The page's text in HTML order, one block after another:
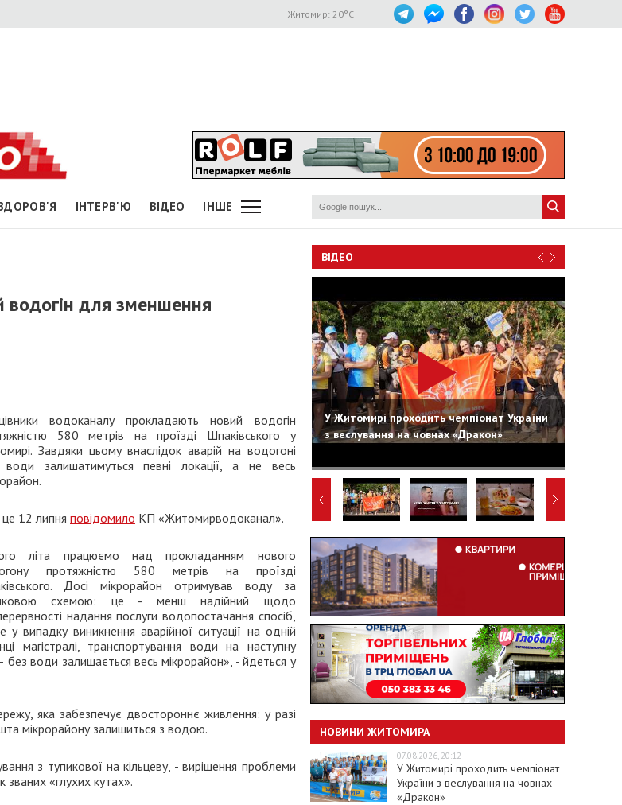
Житомир: 20°C
ІНТЕРВ'Ю ВІДЕО ІНШЕ
водогін для зменшення
водоканалу прокладають новий водогін
580 метрів на проїзді Шпаківського у
Завдяки цьому внаслідок аварій на водогоні
залишатимуться певні локації, а не весь
12 липня повідомило КП «Житомирводоканал».
літа працюємо над прокладанням нового
протяжністю 580 метрів на проїзді
Досі мікрорайон отримував воду за
схемою: це - менш надійний щодо
надання послуги водопостачання спосіб,
у випадку виникнення аварійної ситуації на одній
магістралі, транспортування води на наступну
води залишається весь мікрорайон», - йдеться у
яка забезпечує двостороннє живлення: у разі
мікрорайону залишиться з водою.
з тупикової на кільцеву, - вирішення проблеми
званих «глухих кутах».
ВІДЕО
У Житомирі проходить чемпіонат України
з веслування на човнах «Дракон»
НОВИНИ ЖИТОМИРА
07.08.2026, 20:12
У Житомирі проходить чемпіонат
України з веслування на човнах
«Дракон»